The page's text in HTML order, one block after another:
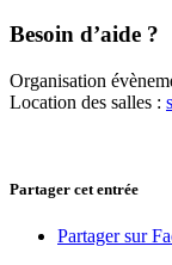
Besoin d’aide ?
Organisation
Location des salles :
Partager cet entrée
Partager sur